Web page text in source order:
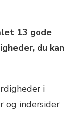
13 gode
du kan
i
og indersider